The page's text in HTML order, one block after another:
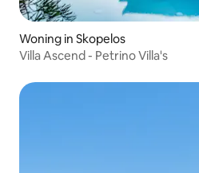
Woning in Skopelos
Villa Ascend - Petrino Villa's